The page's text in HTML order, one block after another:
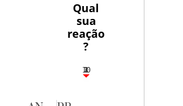
Qual
sua
reação
?
3
1
1
2
10